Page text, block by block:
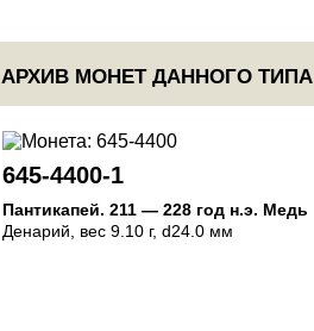
АРХИВ МОНЕТ ДАННОГО ТИПА
645-4400-1
Пантикапей. 211 — 228 год н.э. Медь
Денарий , вес 9.10 г, d24.0 мм